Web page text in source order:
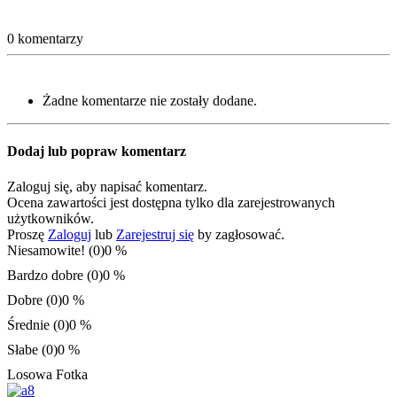
0 komentarzy
Żadne komentarze nie zostały dodane.
Dodaj lub popraw komentarz
Zaloguj się, aby napisać komentarz.
Ocena zawartości jest dostępna tylko dla zarejestrowanych
użytkowników.
Proszę Zaloguj lub Zarejestruj się by zagłosować.
Niesamowite! (0)0 %
Bardzo dobre (0)0 %
Dobre (0)0 %
Średnie (0)0 %
Słabe (0)0 %
Losowa Fotka